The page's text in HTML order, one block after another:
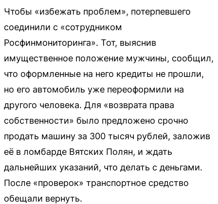
Чтобы «избежать проблем», потерпевшего
соединили с «сотрудником
Росфинмониторинга». Тот, выяснив
имущественное положение мужчины, сообщил,
что оформленные на него кредиты не прошли,
но его автомобиль уже переоформили на
другого человека. Для «возврата права
собственности» было предложено срочно
продать машину за 300 тысяч рублей, заложив
её в ломбарде Вятских Полян, и ждать
дальнейших указаний, что делать с деньгами.
После «проверок» транспортное средство
обещали вернуть.